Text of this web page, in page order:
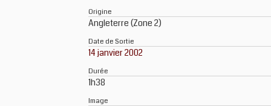
Origine
Angleterre (Zone 2)
Date de Sortie
14 janvier 2002
Durée
1h38
Image